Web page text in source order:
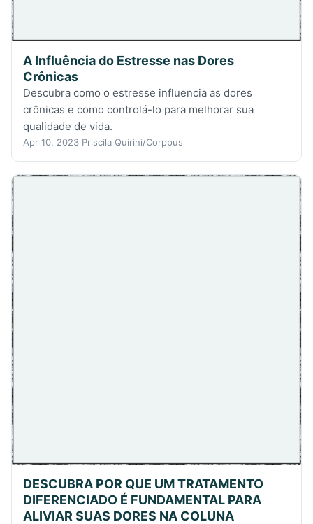
A Influência do Estresse nas Dores
Crônicas
Descubra como o estresse influencia as dores
crônicas e como controlá-lo para melhorar sua
qualidade de vida.
Apr 10, 2023 Priscila Quirini/Corppus
DESCUBRA POR QUE UM TRATAMENTO
DIFERENCIADO É FUNDAMENTAL PARA
ALIVIAR SUAS DORES NA COLUNA